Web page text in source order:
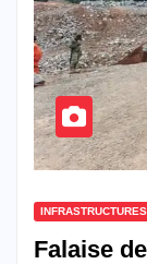
INFRASTRUCTURES
Falaise